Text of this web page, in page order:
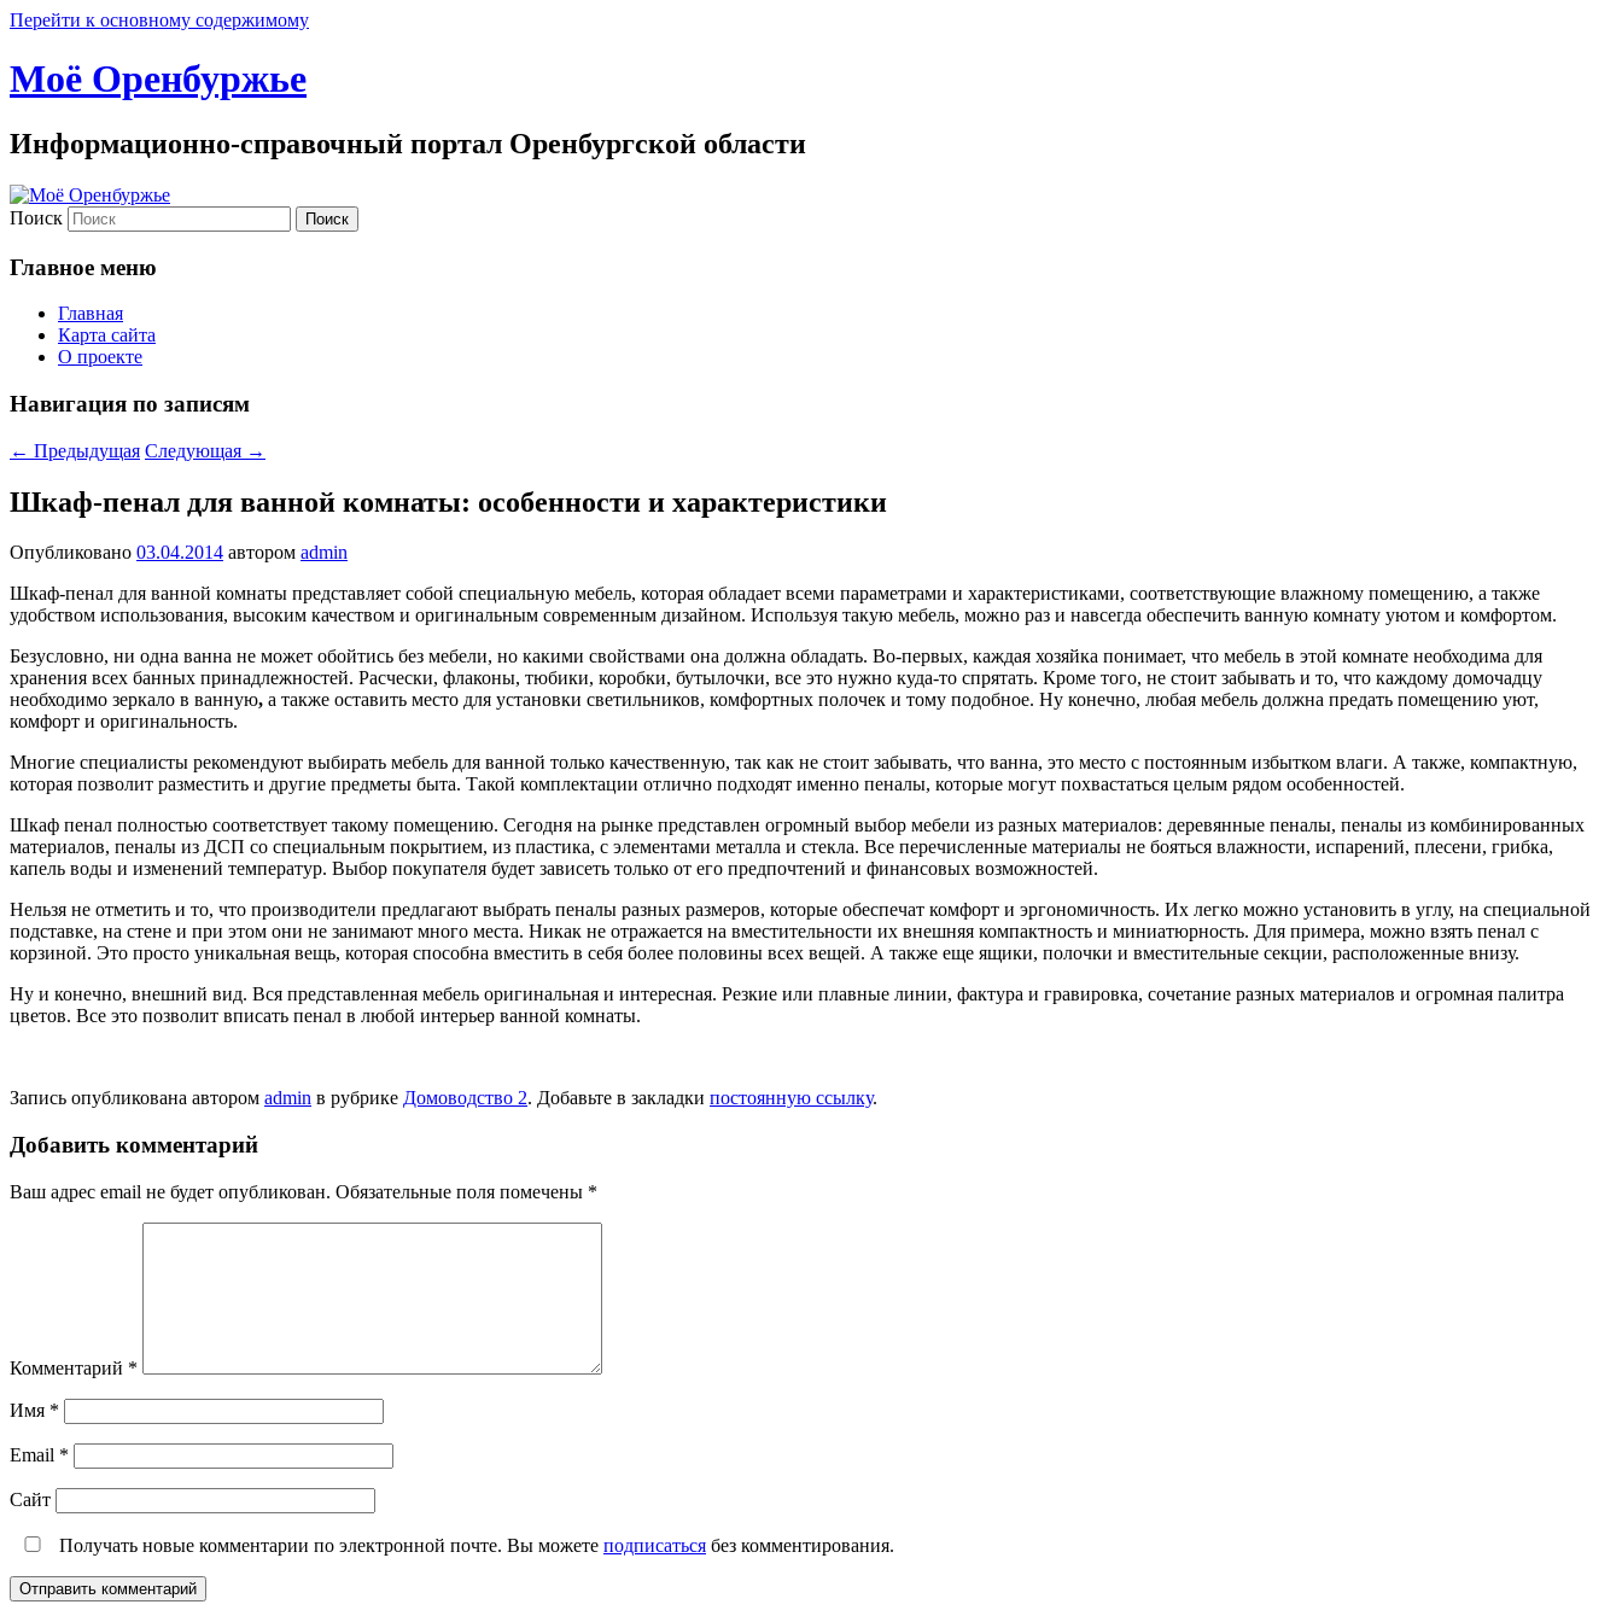
Перейти к основному содержимому
Моё Оренбуржье
Информационно-справочный портал Оренбургской области
Поиск
Главное меню
Главная
Карта сайта
О проекте
Навигация по записям
← Предыдущая Следующая →
Шкаф-пенал для ванной комнаты: особенности и характеристики
Опубликовано 03.04.2014 автором admin
Шкаф-пенал для ванной комнаты представляет собой специальную мебель, которая обладает всеми параметрами и характеристиками, соответствующие влажному помещению, а также
удобством использования, высоким качеством и оригинальным современным дизайном. Используя такую мебель, можно раз и навсегда обеспечить ванную комнату уютом и комфортом.
Безусловно, ни одна ванна не может обойтись без мебели, но какими свойствами она должна обладать. Во-первых, каждая хозяйка понимает, что мебель в этой комнате необходима для
хранения всех банных принадлежностей. Расчески, флаконы, тюбики, коробки, бутылочки, все это нужно куда-то спрятать. Кроме того, не стоит забывать и то, что каждому домочадцу
необходимо зеркало в ванную, а также оставить место для установки светильников, комфортных полочек и тому подобное. Ну конечно, любая мебель должна предать помещению уют,
комфорт и оригинальность.
Многие специалисты рекомендуют выбирать мебель для ванной только качественную, так как не стоит забывать, что ванна, это место с постоянным избытком влаги. А также, компактную,
которая позволит разместить и другие предметы быта. Такой комплектации отлично подходят именно пеналы, которые могут похвастаться целым рядом особенностей.
Шкаф пенал полностью соответствует такому помещению. Сегодня на рынке представлен огромный выбор мебели из разных материалов: деревянные пеналы, пеналы из комбинированных
материалов, пеналы из ДСП со специальным покрытием, из пластика, с элементами металла и стекла. Все перечисленные материалы не бояться влажности, испарений, плесени, грибка,
капель воды и изменений температур. Выбор покупателя будет зависеть только от его предпочтений и финансовых возможностей.
Нельзя не отметить и то, что производители предлагают выбрать пеналы разных размеров, которые обеспечат комфорт и эргономичность. Их легко можно установить в углу, на специальной
подставке, на стене и при этом они не занимают много места. Никак не отражается на вместительности их внешняя компактность и миниатюрность. Для примера, можно взять пенал с
корзиной. Это просто уникальная вещь, которая способна вместить в себя более половины всех вещей. А также еще ящики, полочки и вместительные секции, расположенные внизу.
Ну и конечно, внешний вид. Вся представленная мебель оригинальная и интересная. Резкие или плавные линии, фактура и гравировка, сочетание разных материалов и огромная палитра
цветов. Все это позволит вписать пенал в любой интерьер ванной комнаты.
Запись опубликована автором admin в рубрике Домоводство 2. Добавьте в закладки постоянную ссылку.
Добавить комментарий
Ваш адрес email не будет опубликован. Обязательные поля помечены *
Комментарий *
Имя *
Email *
Сайт
Получать новые комментарии по электронной почте. Вы можете подписаться без комментирования.